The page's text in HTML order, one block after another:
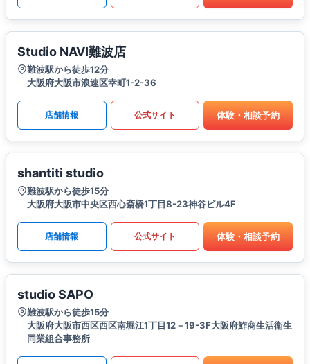
Studio NAVI難波店
難波駅から徒歩12分
大阪府大阪市浪速区幸町1-2-36
店舗情報 公式サイト 体験・相談予約
shantiti studio
難波駅から徒歩15分
大阪府大阪市中央区西心斎橋1丁目8-23神谷ビル4F
店舗情報 公式サイト 体験・相談予約
studio SAPO
難波駅から徒歩15分
大阪府大阪市西区西区南堀江1丁目12－19-3F大阪府鮓商生活衛生
同業組合事務所